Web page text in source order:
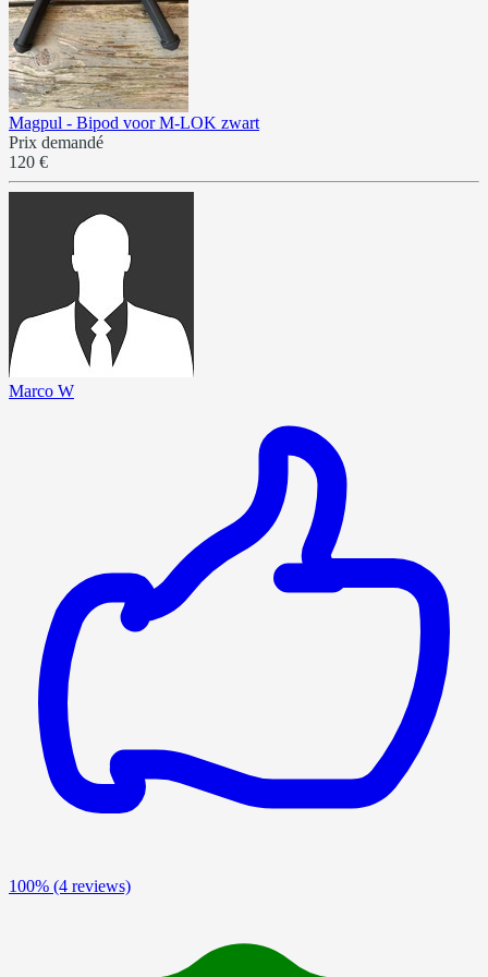
Magpul - Bipod voor M-LOK zwart
Prix demandé
120 €
Marco W
100% (4 reviews)